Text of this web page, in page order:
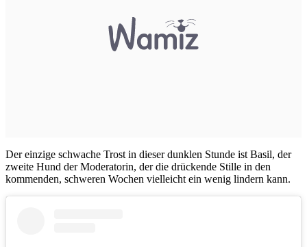
Der einzige schwache Trost in dieser dunklen Stunde ist Basil, der
zweite Hund der Moderatorin, der die drückende Stille in den
kommenden, schweren Wochen vielleicht ein wenig lindern kann.